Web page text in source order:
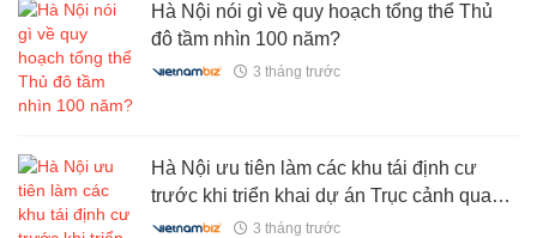
Hà Nội nói gì về quy hoạch tổng thể Thủ
đô tầm nhìn 100 năm?
3 tháng trước
Hà Nội ưu tiên làm các khu tái định cư
trước khi triển khai dự án Trục cảnh quan
sông Hồng 3 tháng trước